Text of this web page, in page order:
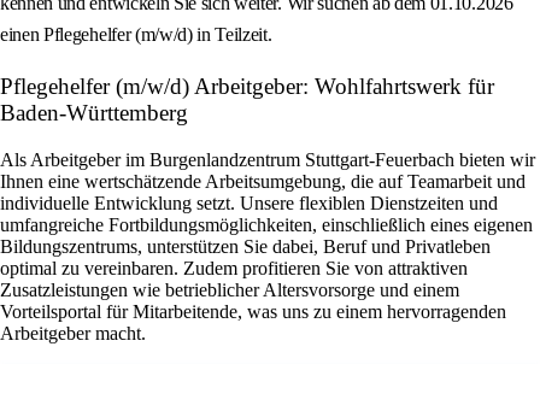
einen Pflegehelfer (m/w/d) in Teilzeit.
Pflegehelfer (m/w/d) Arbeitgeber: Wohlfahrtswerk für
Baden-Württemberg
Als Arbeitgeber im Burgenlandzentrum Stuttgart-Feuerbach bieten wir
Ihnen eine wertschätzende Arbeitsumgebung, die auf Teamarbeit und
individuelle Entwicklung setzt. Unsere flexiblen Dienstzeiten und
umfangreiche Fortbildungsmöglichkeiten, einschließlich eines eigenen
Bildungszentrums, unterstützen Sie dabei, Beruf und Privatleben
optimal zu vereinbaren. Zudem profitieren Sie von attraktiven
Zusatzleistungen wie betrieblicher Altersvorsorge und einem
Vorteilsportal für Mitarbeitende, was uns zu einem hervorragenden
Arbeitgeber macht.